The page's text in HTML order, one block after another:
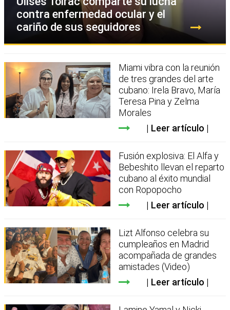
contra enfermedad ocular y el
cariño de sus seguidores
Miami vibra con la reunión
de tres grandes del arte
cubano: Irela Bravo, María
Teresa Pina y Zelma
Morales
Leer artículo
Fusión explosiva: El Alfa y
Bebeshito llevan el reparto
cubano al éxito mundial
con Ropopocho
Leer artículo
Lizt Alfonso celebra su
cumpleaños en Madrid
acompañada de grandes
amistades (Video)
Leer artículo